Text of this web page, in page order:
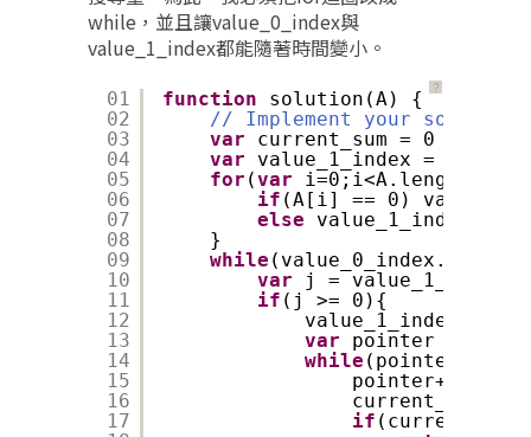
while，並且讓value_0_index與
value_1_index都能隨著時間變小。
？
01
02
03
04
05
06
07
08
09
10
11
12
13
14
15
16
17
function
solution(A) {
// Implement your solution
var
current_sum = 0
var
value_1_index = [],
for (var
if (A[i] == 0)
else
}
while
var
j =
if (j >= 0){
value_1_index =
var
pointer = 0
while (pointer <
pointer++
current_sum++
if (current_sum